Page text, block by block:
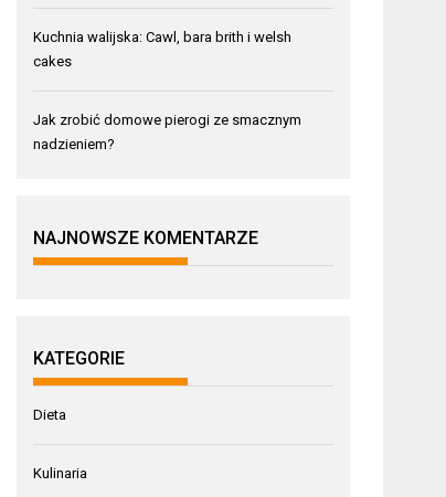
Kuchnia walijska: Cawl, bara brith i welsh
cakes
Jak zrobić domowe pierogi ze smacznym
nadzieniem?
NAJNOWSZE KOMENTARZE
KATEGORIE
Dieta
Kulinaria